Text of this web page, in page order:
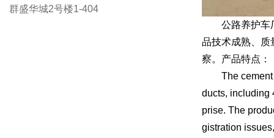
群盛华城2号楼1-404
公路养护车厂
品技术成熟、质
察。产品特点：
The cement
ducts, including
prise. The
gistration